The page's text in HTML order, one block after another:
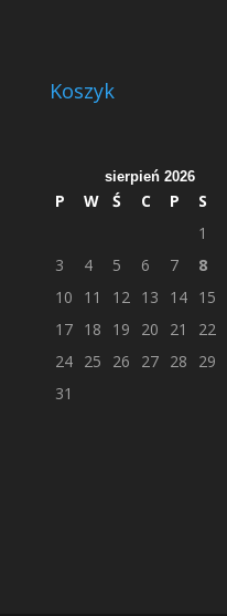
Koszyk
sierpień 2026
P W Ś C P S
1
3
4 5 6 7 8
10
11 12 13 14 15
17 18 19 20 21 22
24 25 26 27 28 29
31